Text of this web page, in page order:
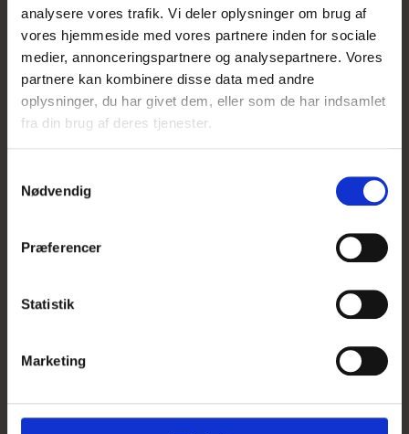
analysere vores trafik. Vi deler oplysninger om brug af
vores hjemmeside med vores partnere inden for sociale
medier, annonceringspartnere og analysepartnere. Vores
partnere kan kombinere disse data med andre
oplysninger, du har givet dem, eller som de har indsamlet
fra din brug af deres tjenester.
Nødvendig
Præferencer
Statistik
Marketing
KUNDER DER HAR
KØBT DETTE PRODUKT